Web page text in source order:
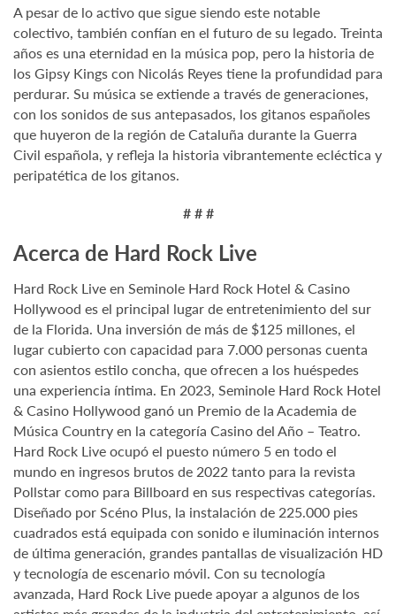
A pesar de lo activo que sigue siendo este notable
colectivo, también confían en el futuro de su legado. Treinta
años es una eternidad en la música pop, pero la historia de
los Gipsy Kings con Nicolás Reyes tiene la profundidad para
perdurar. Su música se extiende a través de generaciones,
con los sonidos de sus antepasados, los gitanos españoles
que huyeron de la región de Cataluña durante la Guerra
Civil española, y refleja la historia vibrantemente ecléctica y
peripatética de los gitanos.
# # #
Acerca de Hard Rock Live
Hard Rock Live en Seminole Hard Rock Hotel & Casino
Hollywood es el principal lugar de entretenimiento del sur
de la Florida. Una inversión de más de $125 millones, el
lugar cubierto con capacidad para 7.000 personas cuenta
con asientos estilo concha, que ofrecen a los huéspedes
una experiencia íntima. En 2023, Seminole Hard Rock Hotel
& Casino Hollywood ganó un Premio de la Academia de
Música Country en la categoría Casino del Año – Teatro.
Hard Rock Live ocupó el puesto número 5 en todo el
mundo en ingresos brutos de 2022 tanto para la revista
Pollstar como para Billboard en sus respectivas categorías.
Diseñado por Scéno Plus, la instalación de 225.000 pies
cuadrados está equipada con sonido e iluminación internos
de última generación, grandes pantallas de visualización HD
y tecnología de escenario móvil. Con su tecnología
avanzada, Hard Rock Live puede apoyar a algunos de los